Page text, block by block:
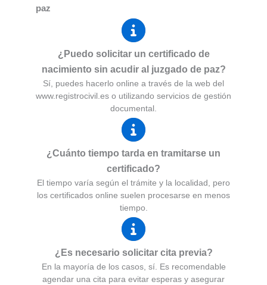
paz
¿Puedo solicitar un certificado de
nacimiento sin acudir al juzgado de paz?
Sí, puedes hacerlo online a través de la web del
www.registrocivil.es o utilizando servicios de gestión
documental.
¿Cuánto tiempo tarda en tramitarse un
certificado?
El tiempo varía según el trámite y la localidad, pero
los certificados online suelen procesarse en menos
tiempo.
¿Es necesario solicitar cita previa?
En la mayoría de los casos, sí. Es recomendable
agendar una cita para evitar esperas y asegurar